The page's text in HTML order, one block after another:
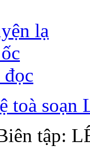
lạ
đọc
toà soạn
tập: